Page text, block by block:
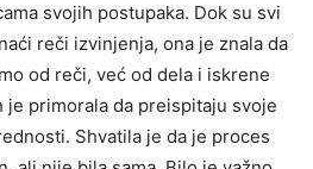
svojih postupaka. Dok su svi
reči izvinjenja, ona je znala da
od reči, već od dela i iskrene
je primorala da preispitaju svoje
Shvatila je da je proces